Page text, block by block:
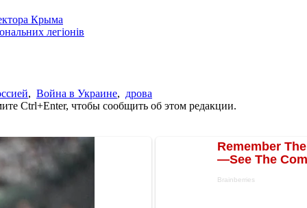
Крыма
легіонів
, Война в Украине, дрова
Ctrl+Enter, чтобы сообщить об этом редакции.